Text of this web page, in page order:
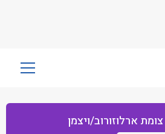
ארלוזורוב/ויצמן